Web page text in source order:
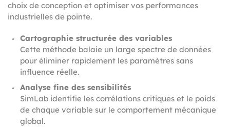
choix de conception et optimiser vos performances
industrielles de pointe.
Cartographie structurée des variables
Cette méthode balaie un large spectre de données
pour éliminer rapidement les paramètres sans
influence réelle.
Analyse fine des sensibilités
SimLab identifie les corrélations critiques et le poids
de chaque variable sur le comportement mécanique
global.